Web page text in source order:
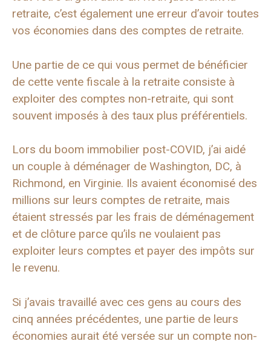
retraite, c’est également une erreur d’avoir toutes
vos économies dans des comptes de retraite.
Une partie de ce qui vous permet de bénéficier
de cette vente fiscale à la retraite consiste à
exploiter des comptes non-retraite, qui sont
souvent imposés à des taux plus préférentiels.
Lors du boom immobilier post-COVID, j’ai aidé
un couple à déménager de Washington, DC, à
Richmond, en Virginie. Ils avaient économisé des
millions sur leurs comptes de retraite, mais
étaient stressés par les frais de déménagement
et de clôture parce qu’ils ne voulaient pas
exploiter leurs comptes et payer des impôts sur
le revenu.
Si j’avais travaillé avec ces gens au cours des
cinq années précédentes, une partie de leurs
économies aurait été versée sur un compte non-